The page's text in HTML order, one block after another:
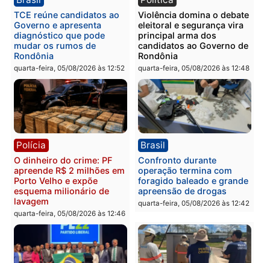
Polícia
Homem é preso após
furtar peça de picanha e
reagir a seguranças em
supermercado
quinta-feira, 06/08/2026 às 08:56
Política
Jônatas França é
na convenção e
confirmado candidato a
deputado federal pelo
Republicanos
quarta-feira, 05/08/2026 às
Brasil
TCE reúne candidatos ao
Governo e apresenta
diagnóstico que pode
mudar os rumos de
Rondônia
quarta-feira, 05/08/2026 às 12:52
Política
Violência domina o
eleitoral e segurança vira
candidatos ao Governo
Rondônia
quarta-feira, 05/08/2026 às